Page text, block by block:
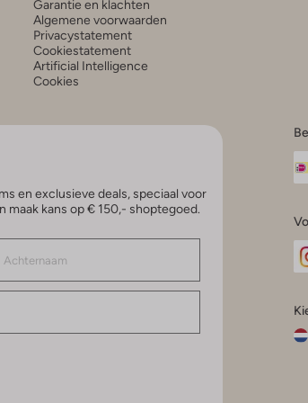
Garantie en klachten
Algemene voorwaarden
Privacystatement
Cookiestatement
Artificial Intelligence
Cookies
en exclusieve deals, speciaal voor
kans op € 150,- shoptegoed.